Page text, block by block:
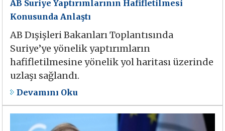
AB Suriye Yaptırımlarının Hafifletilmesi
Konusunda Anlaştı
AB Dışişleri Bakanları Toplantısında
Suriye’ye yönelik yaptırımların
hafifletilmesine yönelik yol haritası üzerinde
uzlaşı sağlandı.
Devamını Oku